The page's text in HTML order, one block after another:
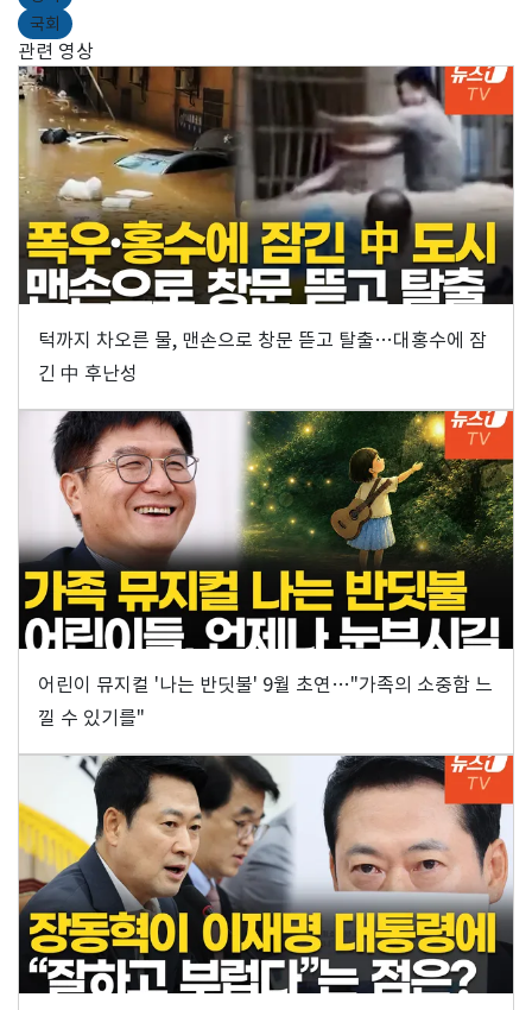
국회
관련 영상
턱까지 차오른 물, 맨손으로 창문 뜯고 탈출…대홍수에 잠
긴 中 후난성
어린이 뮤지컬 '나는 반딧불' 9월 초연…"가족의 소중함 느
낄 수 있기를"